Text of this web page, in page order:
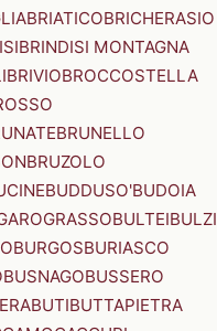
BRIATICOBRICHERASIO
BRINDISI MONTAGNA
BRIVIOBROCCOSTELLA
BRUNELLO
BRUZOLO
BUDDUSO'BUDOIA
BULTEIBULZI
BURGOSBURIASCO
BUSNAGOBUSSERO
BUTIBUTTAPIETRA